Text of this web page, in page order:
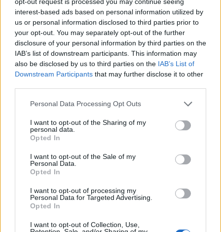
interest-based ads based on personal information utilized by
us or personal information disclosed to third parties prior to
your opt-out. You may separately opt-out of the further
disclosure of your personal information by third parties on the
IAB’s list of downstream participants. This information may
also be disclosed by us to third parties on the IAB’s List of
Downstream Participants that may further disclose it to other
Personal Data Processing Opt Outs
I want to opt-out of the Sharing of my
personal data.
Opted In
I want to opt-out of the Sale of my
Personal Data.
Opted In
I want to opt-out of processing my
Personal Data for Targeted Advertising.
Opted In
I want to opt-out of Collection, Use,
PSV-shirts zorgen voor hilariteit tijdens
Rotterdams Zomercarnaval: 'Dat kan hier niet'
Zorgen nemen toe bij PSV: Bosz snoeihard, fans
eisen defensieve versterkingen
Ooit de toekomst van PSV, nu op weg naar de
uitgang: het verhaal van Babadi
niet tactisch, maar taalkundig
dit bedrag kan PSV'er vertrekken
Bommel als nieuwe bondscoach
serieuze optie